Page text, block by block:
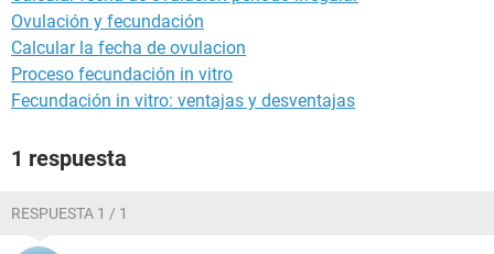
Ovulación y fecundación
Calcular la fecha de ovulacion
Proceso fecundación in vitro
Fecundación in vitro: ventajas y desventajas
1 respuesta
RESPUESTA 1 / 1